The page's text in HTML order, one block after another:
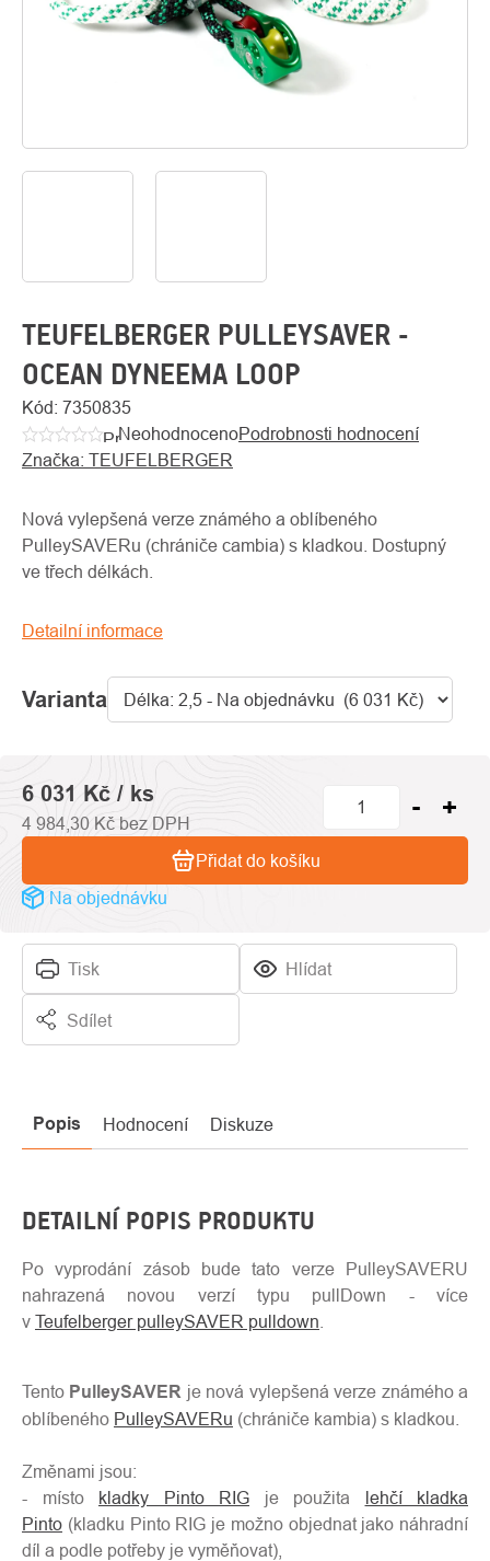
TEUFELBERGER PULLEYSAVER -
OCEAN DYNEEMA LOOP
Kód: 7350835
Průměrné
hodnocení
je
0,0
z
hvězdiček.
NeohodnocenoPodrobnosti hodnocení
Značka: TEUFELBERGER
Varianta
Nová vylepšená verze známého a oblíbeného
PulleySAVERu (chrániče cambia) s kladkou. Dostupný
ve třech délkách.
Detailní informace
Tisk Hlídat
Sdílet
6 031 Kč / ks
4 984,30 Kč bez DPH
Na objednávku
Přidat do košíku
Popis Hodnocení Diskuze
DETAILNÍ POPIS PRODUKTU
Po vyprodání zásob bude tato verze PulleySAVERU
nahrazená novou verzí typu pullDown - více
v Teufelberger pulleySAVER pulldown
Tento PulleySAVER je nová vylepšená verze známého a
oblíbeného PulleySAVERu (chrániče kambia) s kladkou.
Změnami jsou:
- místo kladky Pinto RIG je použita lehčí kladka
Pinto (kladku Pinto RIG je možno objednat jako náhradní
díl a podle potřeby je vyměňovat),